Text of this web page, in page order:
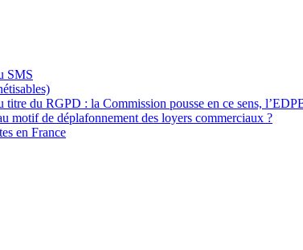
SMS
du RGPD : la Commission pousse en ce sens,
motif de déplafonnement des loyers commerciaux ?
en France